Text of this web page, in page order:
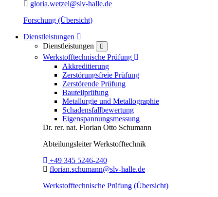
E-Mail:
gloria.wetzel@slv-halle.de
Forschung (Übersicht)
Dienstleistungen
Dienstleistungen
Werkstofftechnische Prüfung Toggle Dropdown
Akkreditierung
Zerstörungsfreie Prüfung
Zerstörende Prüfung
Bauteilprüfung
Metallurgie und Metallographie
Schadensfallbewertung
Eigenspannungsmessung
Dr. rer. nat. Florian Otto Schumann
AbteilungsleiterWerkstofftechnik
Telefon:
+49 345 5246-240
E-Mail:
florian.schumann@slv-halle.de
Werkstofftechnische Prüfung (Übersicht)